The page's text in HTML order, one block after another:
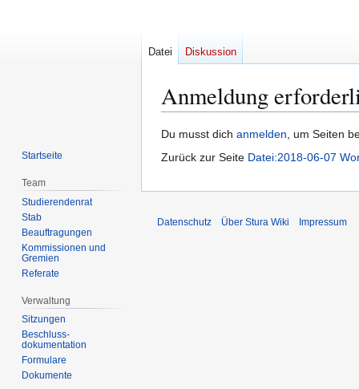
Anmeldung
Zur
Navigation
Zur
Suche
Du musst dich anmelden, um Seiten
Zurück zur Seite Datei:2018-06-07
Datei Diskussion
Startseite
Team
Studierendenrat
Stab
Beauftragungen
Kommissionen und
Gremien
Referate
Verwaltung
Sitzungen
Beschluss-
dokumentation
Formulare
Dokumente
Datenschutz Über Stura Wiki Impressum